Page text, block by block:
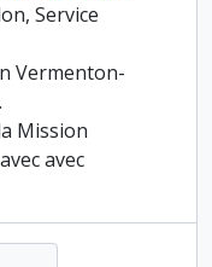
Service
Vermenton-
Mission
avec